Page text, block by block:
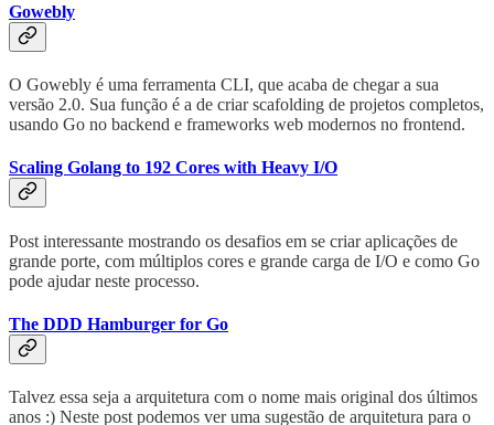
Gowebly
O Gowebly é uma ferramenta CLI, que acaba de chegar a sua
versão 2.0. Sua função é a de criar scafolding de projetos completos,
usando Go no backend e frameworks web modernos no frontend.
Scaling Golang to 192 Cores with Heavy I/O
Post interessante mostrando os desafios em se criar aplicações de
grande porte, com múltiplos cores e grande carga de I/O e como Go
pode ajudar neste processo.
The DDD Hamburger for Go
Talvez essa seja a arquitetura com o nome mais original dos últimos
anos :) Neste post podemos ver uma sugestão de arquitetura para o